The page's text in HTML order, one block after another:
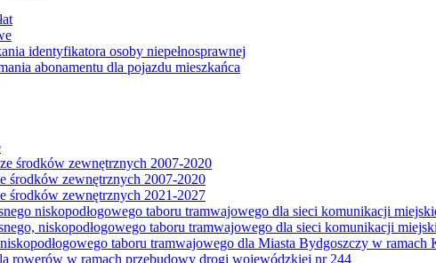
identyfikatora osoby niepełnosprawnej
abonamentu dla pojazdu mieszkańca
środków zewnętrznych 2007-2020
środków zewnętrznych 2007-2020
środków zewnętrznych 2021-2027
niskopodłogowego taboru tramwajowego dla sieci komunikacji
niskopodłogowego taboru tramwajowego dla sieci komunikacji
taboru tramwajowego dla Miasta Bydgoszczy w
rowerów w ramach przebudowy drogi wojewódzkiej nr 244